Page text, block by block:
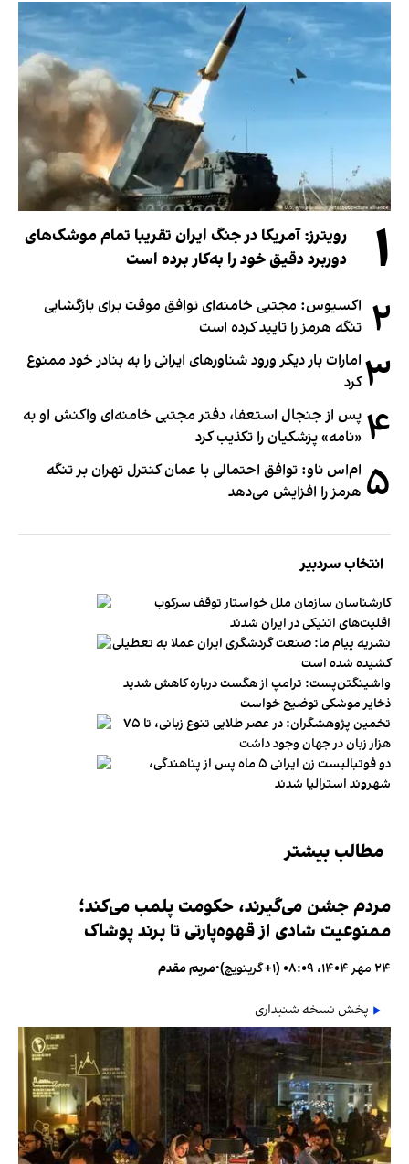
۱
رویترز: آمریکا در جنگ ایران تقریبا تمام موشک‌های
دوربرد دقیق خود را به‌کار برده است
۲ اکسیوس: مجتبی خامنه‌ای توافق موقت برای بازگشایی
تنگه هرمز را تایید کرده است
۳ امارات بار دیگر ورود شناورهای ایرانی را به بنادر خود ممنوع
کرد
۴ پس از جنجال استعفا، دفتر مجتبی خامنه‌ای واکنش او به
«نامه» پزشکیان را تکذیب کرد
۵ ام‌اس ناو: توافق احتمالی با عمان کنترل تهران بر تنگه
هرمز را افزایش می‌دهد
انتخاب سردبیر
کارشناسان سازمان ملل خواستار توقف سرکوب
اقلیت‌های اتنیکی در ایران شدند
نشریه پیام ما: صنعت گردشگری ایران عملا به تعطیلی
کشیده شده است
واشینگتن‌پست: ترامپ از هگست درباره کاهش شدید
ذخایر موشکی توضیح خواست
تخمین پژوهشگران: در عصر طلایی تنوع زبانی، تا ۷۵
هزار زبان در جهان وجود داشت
دو فوتبالیست زن ایرانی ۵ ماه پس از پناهندگی،
شهروند استرالیا شدند
مطالب بیشتر
مردم جشن می‌گیرند، حکومت پلمب می‌کند؛
ممنوعیت شادی از قهوه‌پارتی تا برند پوشاک
۲۴ مهر ۱۴۰۴، ۰۸:۰۹ (‎+۱ گرینویچ) •مریم مقدم
پخش نسخه شنیداری